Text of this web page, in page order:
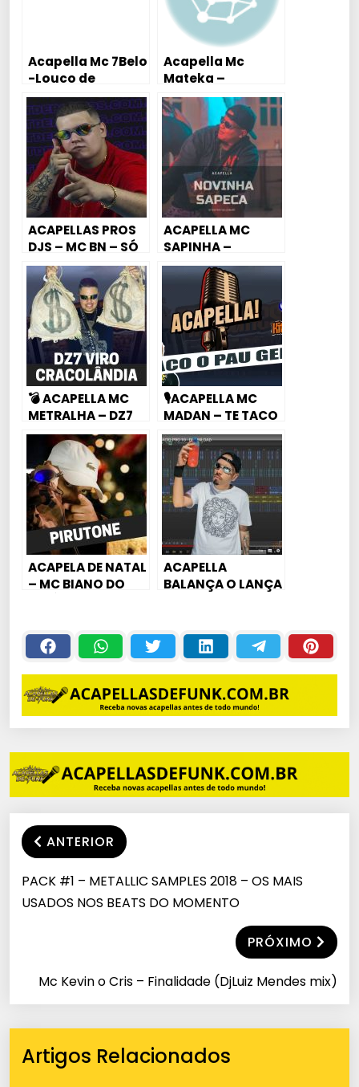
Acapella Mc 7Belo
-Louco de
Balinha (Dj Jessé
Do Beat)
Acapella Mc
Mateka –
Mandela Do
Gigante de aço
2018
ACAPELLAS PROS
DJS – MC BN – SÓ
MANDELA
ACAPELLA MC
SAPINHA –
NOVINHA SAPECA
💣 ACAPELLA MC
METRALHA – DZ7
CRACOLÂNDIA DE
XRC
🎙ACAPELLA MC
MADAN – TE TACO
O SACO NO AR
CONDICIONADO
ACAPELA DE NATAL
– MC BIANO DO
ACAPELLA
BALANÇA O LANÇA
ANTERIOR
PACK #1 – METALLIC SAMPLES 2018 – OS MAIS
USADOS NOS BEATS DO MOMENTO
PRÓXIMO
Mc Kevin o Cris – Finalidade (DjLuiz Mendes mix)
Artigos Relacionados